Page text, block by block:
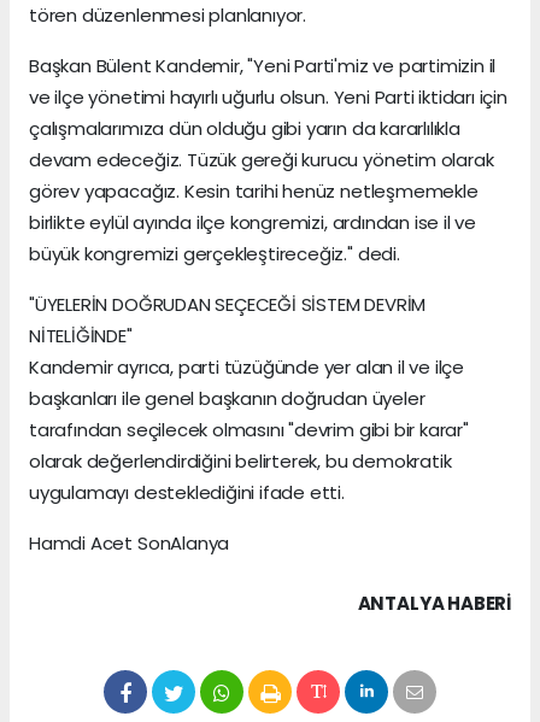
tören düzenlenmesi planlanıyor.
Başkan Bülent Kandemir, "Yeni Parti'miz ve partimizin il
ve ilçe yönetimi hayırlı uğurlu olsun. Yeni Parti iktidarı için
çalışmalarımıza dün olduğu gibi yarın da kararlılıkla
devam edeceğiz. Tüzük gereği kurucu yönetim olarak
görev yapacağız. Kesin tarihi henüz netleşmemekle
birlikte eylül ayında ilçe kongremizi, ardından ise il ve
büyük kongremizi gerçekleştireceğiz." dedi.
"ÜYELERİN DOĞRUDAN SEÇECEĞİ SİSTEM DEVRİM
NİTELİĞİNDE"
Kandemir ayrıca, parti tüzüğünde yer alan il ve ilçe
başkanları ile genel başkanın doğrudan üyeler
tarafından seçilecek olmasını "devrim gibi bir karar"
olarak değerlendirdiğini belirterek, bu demokratik
uygulamayı desteklediğini ifade etti.
Hamdi Acet SonAlanya
ANTALYA HABERİ